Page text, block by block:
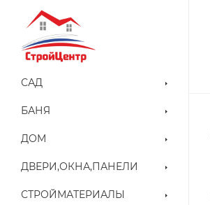
САД
БАНЯ
ДОМ
ДВЕРИ,ОКНА,ПАНЕЛИ
СТРОЙМАТЕРИАЛЫ